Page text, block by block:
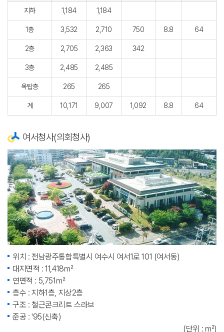
지하 1,184 1,184
1층 3,532 2,710 750 8.8 64
2층 2,705 2,363 342
3층 2,485 2,485
옥탑층 265 265
계 10,171 9,007 1,092 8.8 64
여서청사(의회청사)
위치 : 전남광주통합특별시 여수시 여서1로 101 (여서동)
대지면적 : 11,418㎡
연면적 : 5,751㎡
층수 : 지하1층, 지상2층
구조 : 철근콘크리트 스라브
준공 : '95(신축)
(단위 : ㎡)